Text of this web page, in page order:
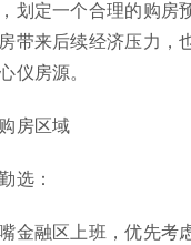
划定一个合理的购房
带来后续经济压力，
仪房源。
房区域
选：
金融区上班，优先考